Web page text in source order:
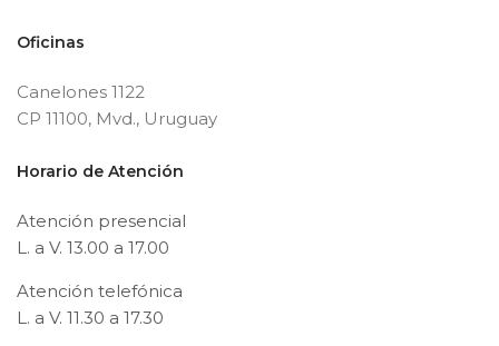
Oficinas
Canelones 1122
CP 11100, Mvd., Uruguay
Horario de Atención
Atención presencial
L. a V. 13.00 a 17.00
Atención telefónica
L. a V. 11.30 a 17.30